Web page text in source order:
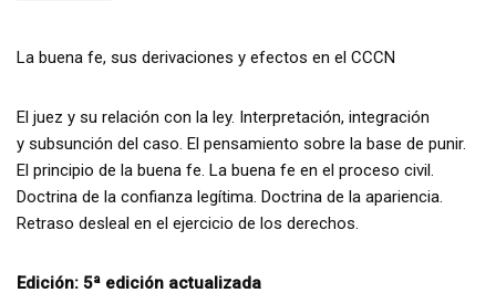
La buena fe, sus derivaciones y efectos en el CCCN
El juez y su relación con la ley. Interpretación, integración
y subsunción del caso. El pensamiento sobre la base de punir.
El principio de la buena fe. La buena fe en el proceso civil.
Doctrina de la confianza legítima. Doctrina de la apariencia.
Retraso desleal en el ejercicio de los derechos.
Edición: 5ª edición actualizada